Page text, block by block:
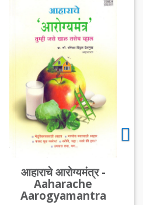
आहाराचे आरोग्यमंत्र -
Aaharache
Aarogyamantra